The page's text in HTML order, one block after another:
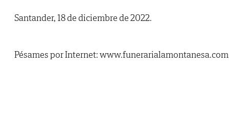
Santander, 18 de diciembre de 2022.
Pésames por Internet: www.funerarialamontanesa.com